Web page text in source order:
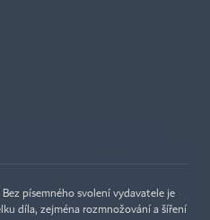
písemného svolení vydavatele je
díla, zejména rozmnožování a šíření